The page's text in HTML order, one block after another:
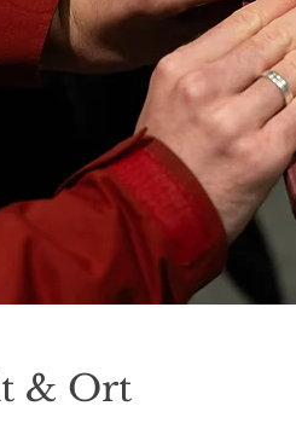
& Ort